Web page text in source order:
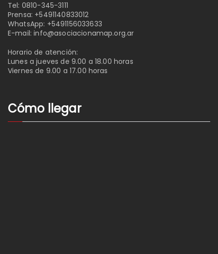
Tel: 0810-345-3111
Prensa: +5491140833012
WhatsApp: +5491156033633
E-mail:info@asociacionamap.org.ar
Horario de atención:
Lunes a jueves de 9.00 a 18.00 horas
Viernes de 9.00 a 17.00 horas
Cómo llegar